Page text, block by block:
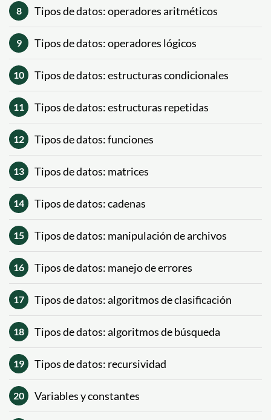
8 Tipos de datos: operadores aritméticos
9 Tipos de datos: operadores lógicos
10 Tipos de datos: estructuras condicionales
11 Tipos de datos: estructuras repetidas
12 Tipos de datos: funciones
13 Tipos de datos: matrices
14 Tipos de datos: cadenas
15 Tipos de datos: manipulación de archivos
16 Tipos de datos: manejo de errores
17 Tipos de datos: algoritmos de clasificación
18 Tipos de datos: algoritmos de búsqueda
19 Tipos de datos: recursividad
20 Variables y constantes